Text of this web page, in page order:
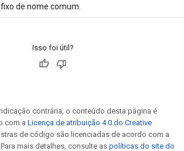
de nome comum.
Isso foi útil?
contrária, o conteúdo desta página é
com a Licença de atribuição 4.0 do Creative
de código são licenciadas de acordo com a
. Para mais detalhes, consulte as políticas do site do